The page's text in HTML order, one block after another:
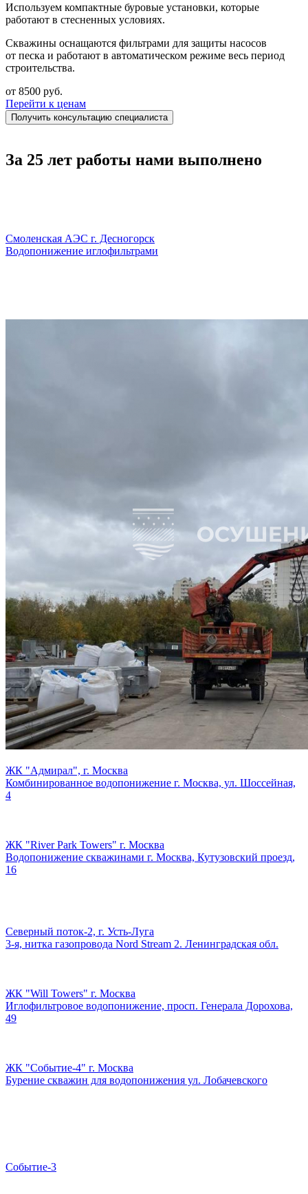
Используем компактные буровые установки, которые
работают в стесненных условиях.
Скважины оснащаются фильтрами для защиты насосов
от песка и работают в автоматическом режиме весь период
строительства.
от 8500 руб.
Перейти к ценам
Получить консультацию специалиста
За 25 лет работы нами выполнено
Смоленская АЭС г. Десногорск
Водопонижение иглофильтрами
ЖК "Адмирал", г. Москва
Комбинированное водопонижение г. Москва, ул. Шоссейная,
4
ЖК "River Park Towers" г. Москва
Водопонижение скважинами г. Москва, Кутузовский проезд,
16
Северный поток-2, г. Усть-Луга
3-я, нитка газопровода Nord Stream 2. Ленинградская обл.
ЖК "Will Towers" г. Москва
Иглофильтровое водопонижение, просп. Генерала Дорохова,
49
ЖК "Событие-4" г. Москва
Бурение скважин для водопонижения ул. Лобачевского
Событие-3